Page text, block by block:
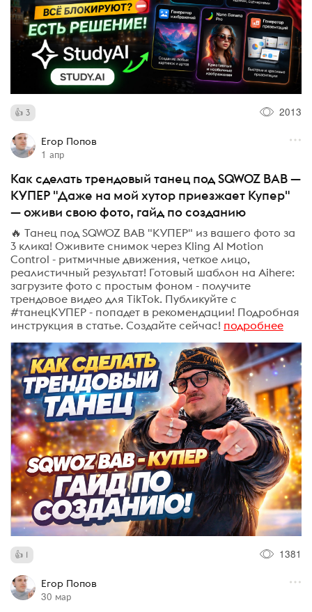
3 2013
Егор Попов
1 апр
Как сделать трендовый танец под SQWOZ BAB —
КУПЕР "Даже на мой хутор приезжает Купер"
— оживи свою фото, гайд по созданию
🔥 Танец под SQWOZ BAB "КУПЕР" из вашего фото за
3 клика! Оживите снимок через Kling AI Motion
Control - ритмичные движения, четкое лицо,
реалистичный результат! Готовый шаблон на Aihere:
загрузите фото с простым фоном - получите
трендовое видео для TikTok. Публикуйте с
#танецКУПЕР - попадет в рекомендации! Подробная
инструкция в статье. Создайте сейчас! подробнее
1 1381
Егор Попов
30 мар